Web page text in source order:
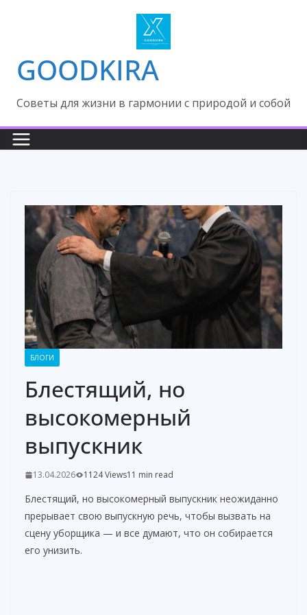
GOODKIRA
Cоветы для жизни в гармонии с природой и собой
БЛОГИ
Блестящий, но
высокомерный
выпускник
13.04.2026 1124 Views11 min read
Блестящий, но высокомерный выпускник неожиданно
прерывает свою выпускную речь, чтобы вызвать на
сцену уборщика — и все думают, что он собирается
его унизить.